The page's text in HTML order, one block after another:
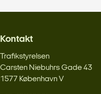
Kontakt
Trafikstyrelsen
Carsten Niebuhrs Gade 43
1577 København V